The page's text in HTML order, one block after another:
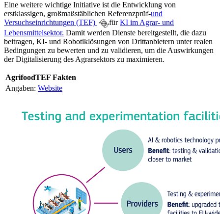
Eine weitere wichtige Initiative ist die Entwicklung von
erstklassigen, großmaßstäblichen Referenzprüf-und
Versuchseinrichtungen (TEF) fürKI im Agrar- und
Lebensmittelsektor. Damit werden Dienste bereitgestellt, die dazu
beitragen, KI- und Robotiklösungen von Drittanbietern unter realen
Bedingungen zu bewerten und zu validieren, um die Auswirkungen
der Digitalisierung des Agrarsektors zu maximieren.
AgrifoodTEF Fakten
Angaben: Website